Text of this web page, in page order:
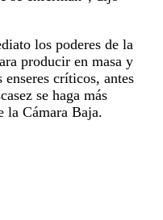
los poderes de la
producir en masa y
críticos, antes
se haga más
la Cámara Baja.